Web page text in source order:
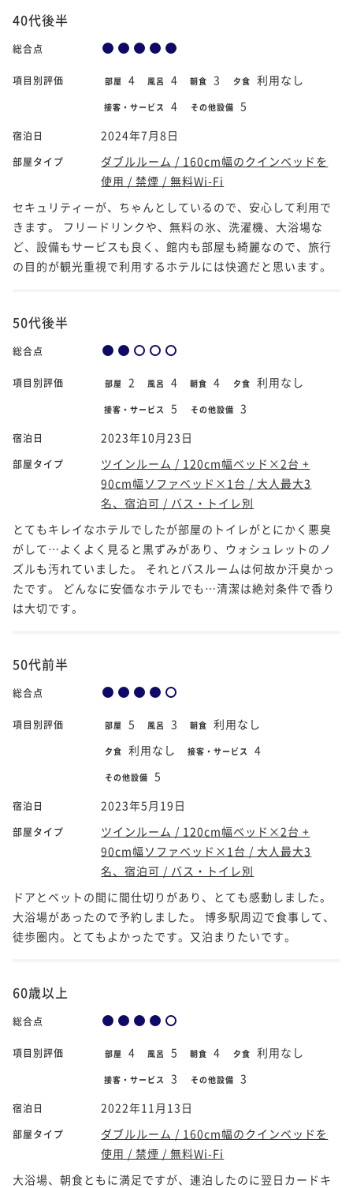
40代後半
総合点
項目別評価 部屋 4 風呂 4 朝食 3 夕食 利用なし
接客・サービス 4 その他設備 5
宿泊日 2024年7月8日
部屋タイプ
ダブルルーム / 160cm幅のクインベッドを
使用 / 禁煙 / 無料Wi-Fi
セキュリティーが、ちゃんとしているので、安心して利用で
きます。 フリードリンクや、無料の氷、洗濯機、大浴場な
ど、設備もサービスも良く、館内も部屋も綺麗なので、旅行
の目的が観光重視で利用するホテルには快適だと思います。
50代後半
総合点
項目別評価 部屋 2 風呂 4 朝食 4 夕食 利用なし
接客・サービス 5 その他設備 3
宿泊日 2023年10月23日
部屋タイプ
ツインルーム / 120cm幅ベッド×2台 +
90cm幅ソファベッド×1台 / 大人最大3
名、宿泊可 / バス・トイレ別
とてもキレイなホテルでしたが部屋のトイレがとにかく悪臭
がして…よくよく見ると黒ずみがあり、ウォシュレットのノ
ズルも汚れていました。 それとバスルームは何故か汗臭かっ
たです。 どんなに安価なホテルでも…清潔は絶対条件で香り
は大切です。
50代前半
総合点
項目別評価 部屋 5 風呂 3 朝食 利用なし
夕食 利用なし 接客・サービス 4
その他設備 5
宿泊日 2023年5月19日
部屋タイプ
ツインルーム / 120cm幅ベッド×2台 +
90cm幅ソファベッド×1台 / 大人最大3
名、宿泊可 / バス・トイレ別
ドアとベットの間に間仕切りがあり、とても感動しました。
大浴場があったので予約しました。 博多駅周辺で食事して、
徒歩圏内。とてもよかったです。又泊まりたいです。
60歳以上
総合点
項目別評価 部屋 4 風呂 5 朝食 4 夕食 利用なし
接客・サービス 3 その他設備 3
宿泊日 2022年11月13日
部屋タイプ
ダブルルーム / 160cm幅のクインベッドを
使用 / 禁煙 / 無料Wi-Fi
大浴場、朝食ともに満足ですが、連泊したのに翌日カードキ